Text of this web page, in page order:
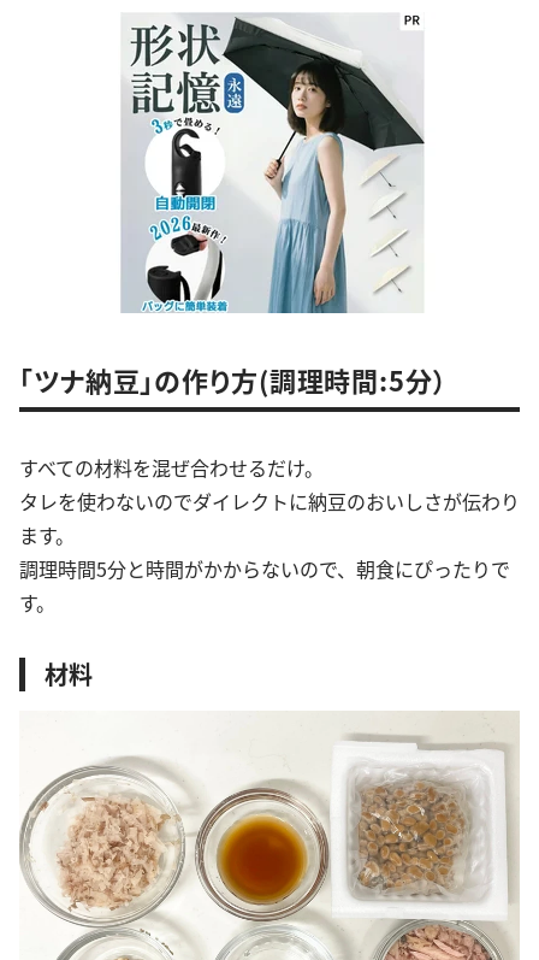
「ツナ納豆」の作り方(調理時間:5分）
すべての材料を混ぜ合わせるだけ。
タレを使わないのでダイレクトに納豆のおいしさが伝わり
ます。
調理時間5分と時間がかからないので、朝食にぴったりで
す。
材料